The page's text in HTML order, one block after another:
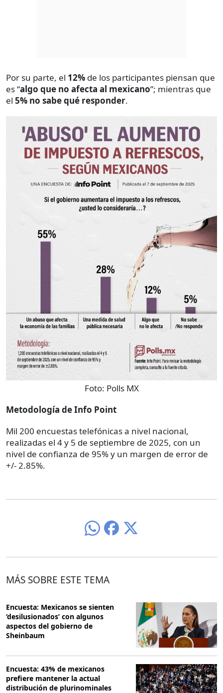
Por su parte, el 12% de los participantes piensan que
es “algo que no afecta al mexicano”; mientras que
el 5% no sabe qué responder.
Foto: Polls MX
Metodología de Info Point
Mil 200 encuestas telefónicas a nivel nacional,
realizadas el 4 y 5 de septiembre de 2025, con un
nivel de confianza de 95% y un margen de error de
+/- 2.85%.
MÁS SOBRE ESTE TEMA
Encuesta: Mexicanos se sienten
‘desilusionados’ con algunos
aspectos del gobierno de
Sheinbaum
Encuesta: 43% de mexicanos
prefiere mantener la actual
distribución de plurinominales